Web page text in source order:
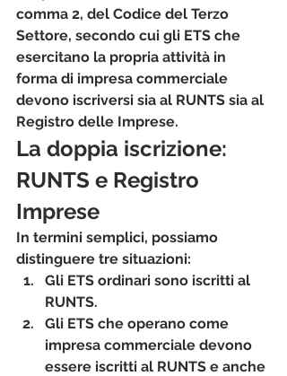
comma 2, del Codice del Terzo
Settore, secondo cui gli ETS che
esercitano la propria attività in
forma di impresa commerciale
devono iscriversi sia al RUNTS sia al
Registro delle Imprese.
La doppia iscrizione:
RUNTS e Registro
Imprese
In termini semplici, possiamo
distinguere tre situazioni:
Gli ETS ordinari sono iscritti al
RUNTS.
Gli ETS che operano come
impresa commerciale devono
essere iscritti al RUNTS e anche